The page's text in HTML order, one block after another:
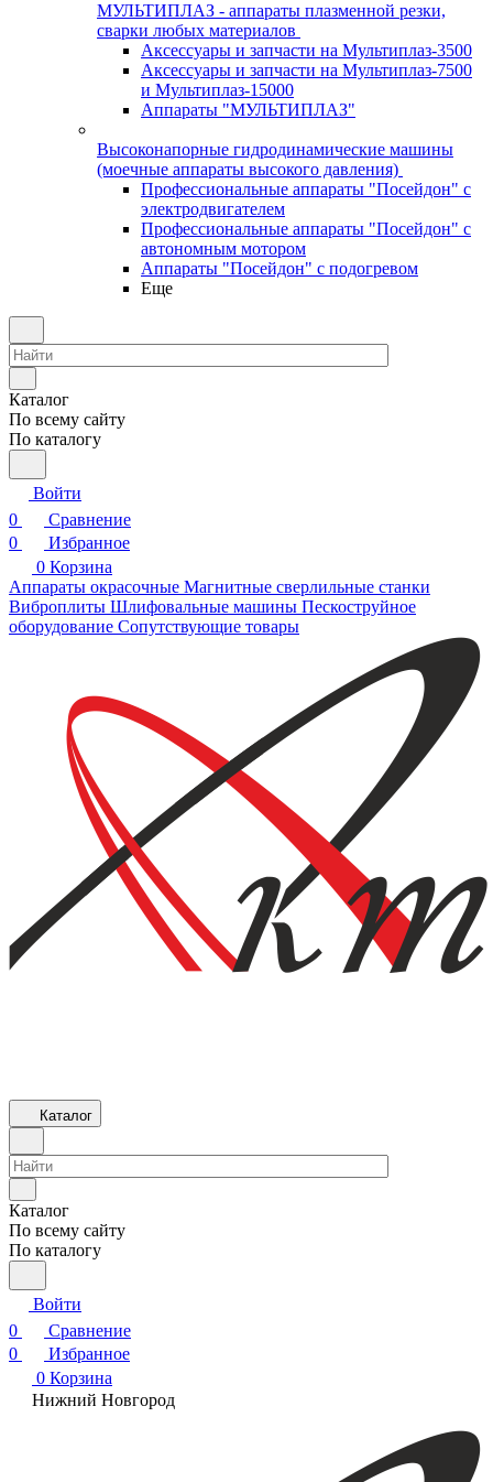
МУЛЬТИПЛАЗ - аппараты плазменной резки,
сварки любых материалов
Аксессуары и запчасти на Мультиплаз-3500
Аксессуары и запчасти на Мультиплаз-7500
и Мультиплаз-15000
Аппараты "МУЛЬТИПЛАЗ"
Высоконапорные гидродинамические машины
(моечные аппараты высокого давления)
Профессиональные аппараты "Посейдон" с
электродвигателем
Профессиональные аппараты "Посейдон" с
автономным мотором
Аппараты "Посейдон" с подогревом
Еще
Каталог
По всему сайту
По каталогу
Войти
0
Сравнение
0
Избранное
0 Корзина
Аппараты окрасочные Магнитные сверлильные станки
Виброплиты Шлифовальные машины Пескоструйное
оборудование Сопутствующие товары
Каталог
Каталог
По всему сайту
По каталогу
Войти
0
Сравнение
0
Избранное
0 Корзина
Нижний Новгород